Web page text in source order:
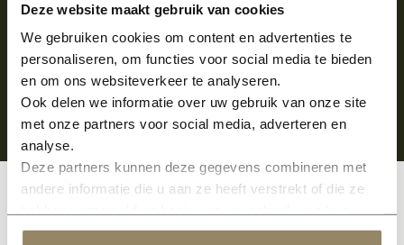
Deze website maakt gebruik van cookies
We gebruiken cookies om content en advertenties te
personaliseren, om functies voor social media te bieden
en om ons websiteverkeer te analyseren.
Ook delen we informatie over uw gebruik van onze site
met onze partners voor social media, adverteren en
analyse.
Deze partners kunnen deze gegevens combineren met
andere informatie die u aan ze heeft verstrekt of die ze
services.
Klantenservice